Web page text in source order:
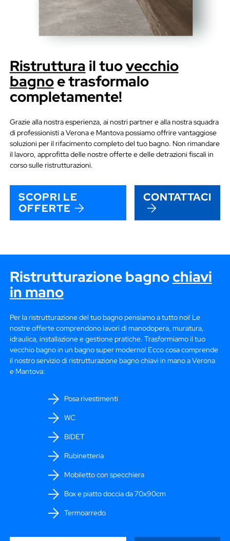
Ristruttura il tuovecchio
bagnoe trasformalo
completamente!
Grazie alla nostra esperienza, ai nostri partner e alla nostra squadra
di professionisti a Verona e Mantova possiamo offrire vantaggiose
soluzioni per il rifacimento completo del tuo bagno. Non rimandare
il lavoro, approfitta delle nostre offerte e delle detrazioni fiscali in
corso sulle ristrutturazioni.
SCOPRI LE
OFFERTE
CONTATTACI
Ristrutturazione bagnochiavi
in mano
Per la ristrutturazione del tuo bagno pensiamo a tutto noi! Le
nostre offerte comprendono lavori di manodopera, muratura,
idraulica, installazione e gestione pratiche. Trasformiamo il tuo
vecchio bagno in un bagno super moderno! Ecco cosa comprende
il nostro servizio di ristrutturazione bagno chiavi in mano a Verona
e Mantova:
Posa rivestimenti
WC
BIDET
Rubinetteria
Mobiletto con specchiera
Box e piatto doccia da 70x90cm
Termoarredo